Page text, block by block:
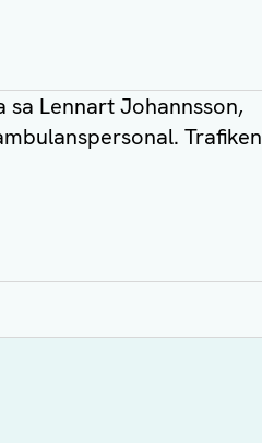
Lennart Johannsson,
Trafiken